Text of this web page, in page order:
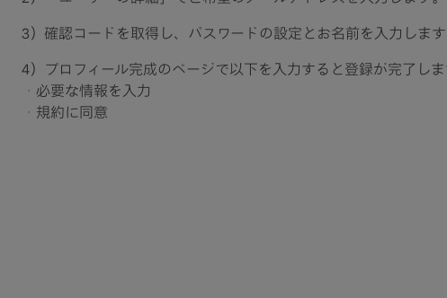
3）確認コードを取得し、パスワードの設定とお名前を入力します​
4）プロフィール完成のページで以下を入力すると登録が完了しま
・必要な情報を入力​
・規約に同意